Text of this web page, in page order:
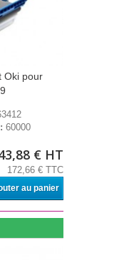
Oki pour
60000
€ HT
172,66 € TTC
au panier